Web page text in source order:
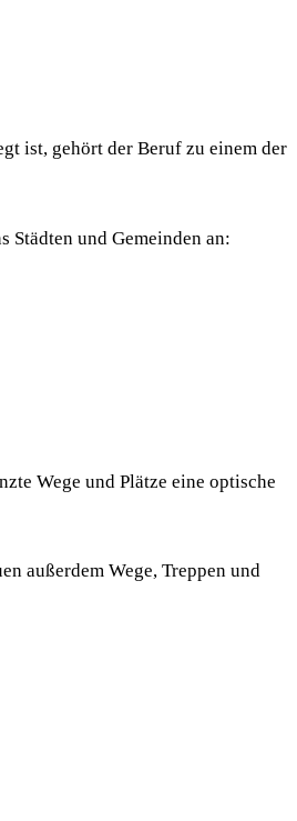
ist, gehört der Beruf zu einem der
und Gemeinden an:
Wege und Plätze eine optische
außerdem Wege, Treppen und